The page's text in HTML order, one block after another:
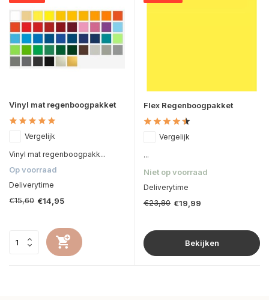
Vinyl mat regenboogpakket
Vergelijk
Vinyl mat regenboogpakk...
Op voorraad
Deliverytime
€15,60 €14,95
Flex Regenboogpakket
Vergelijk
...
Niet op voorraad
Deliverytime
€23,80 €19,99
Bekijken